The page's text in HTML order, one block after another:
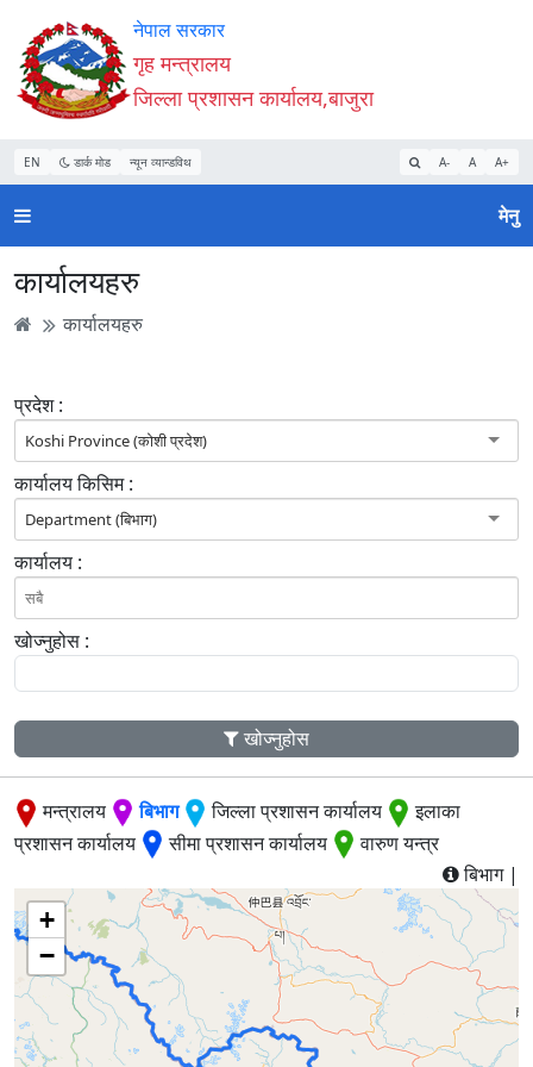
Accessibility
Mode
सुरु
गर्नुहोस्
सामाग्री
पढ्नुहाेस्
नेभिगेसन
पढ्नुहाेस्
वेबसाइट
खोजमा
जानुहोस्
नेपाल सरकार
गृह मन्त्रालय
जिल्ला प्रशासन कार्यालय,बाजुरा
EN डार्क मोड न्यून व्यान्डविथ A- A A+
मेनु
कार्यालयहरु
कार्यालयहरु
प्रदेश :
Koshi Province (कोशी प्रदेश)
कार्यालय किसिम :
Department (बिभाग)
कार्यालय :
खोज्नुहोस :
खोज्नुहोस
मन्त्रालय बिभाग जिल्ला प्रशासन कार्यालय
इलाका
प्रशासन कार्यालय
सीमा प्रशासन कार्यालय
वारुण यन्त्र
बिभाग |
+
−